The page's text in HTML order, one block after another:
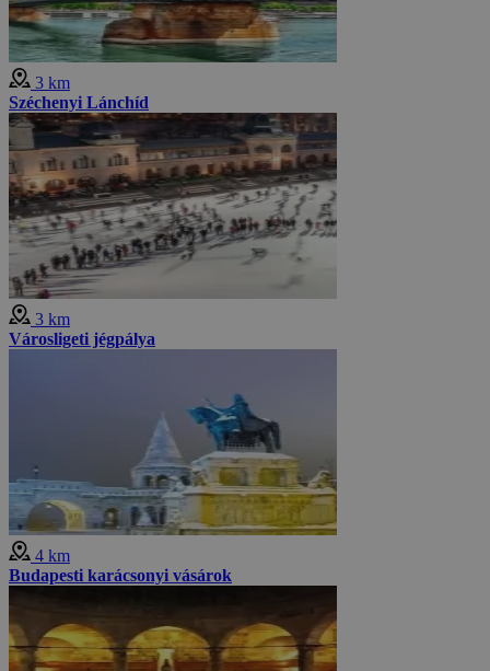
3 km
Széchenyi Lánchíd
3 km
Városligeti jégpálya
4 km
Budapesti karácsonyi vásárok